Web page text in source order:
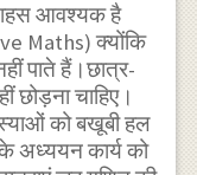
आवश्यक है
Maths) क्योंकि
पाते हैं।छात्र-
छोड़ना चाहिए।
को बखूबी हल
अध्ययन कार्य को